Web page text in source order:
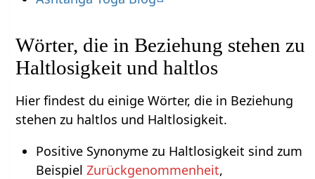
Wörter, die in Beziehung stehen zu
Haltlosigkeit und haltlos
Hier findest du einige Wörter, die in Beziehung
stehen zu haltlos und Haltlosigkeit.
Positive Synonyme zu Haltlosigkeit sind zum
Beispiel Zurückgenommenheit,